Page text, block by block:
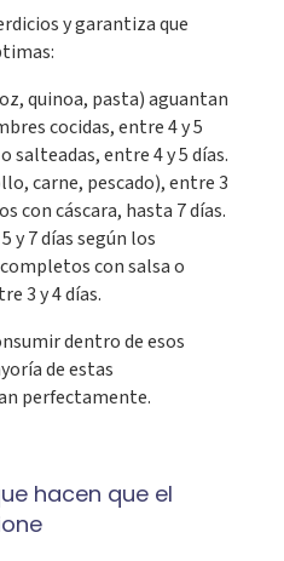
y garantiza que
quinoa, pasta) aguantan
cocidas, entre 4 y 5
salteadas, entre 4 y 5 días.
carne, pescado), entre 3
con cáscara, hasta 7 días.
y 7 días según los
con salsa o
3 y 4 días.
dentro de esos
de estas
perfectamente.
hacen que el